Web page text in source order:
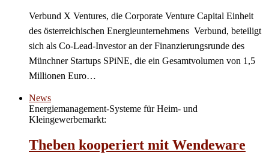
Verbund X Ventures, die Corporate Venture Capital Einheit
des österreichischen Energieunternehmens Verbund, beteiligt
sich als Co-Lead-Investor an der Finanzierungsrunde des
Münchner Startups SPiNE, die ein Gesamtvolumen von 1,5
Millionen Euro…
News
Energiemanagement-Systeme für Heim- und
Kleingewerbemarkt:
Theben kooperiert mit Wendeware